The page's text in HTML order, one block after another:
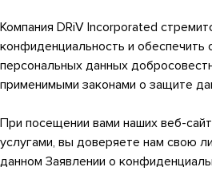
Компания DRiV Incorporated
конфиденциальность и обеспечить
персональных данных
применимыми законами о защите
При посещении вами наших веб-
услугами, вы доверяете нам свою
данном Заявлении о